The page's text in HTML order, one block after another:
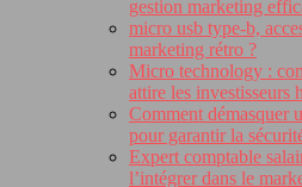
gestion marketing
micro usb type-b,
marketing rétro ?
Micro technology :
attire les investisseurs
Comment démasquer
pour garantir la
Expert comptable
l’intégrer dans le